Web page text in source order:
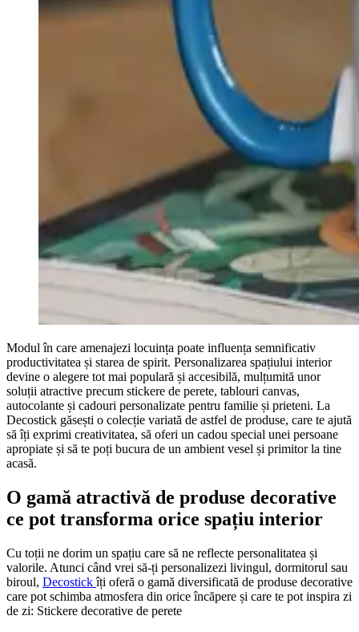
Modul în care amenajezi locuința poate influența semnificativ
productivitatea și starea de spirit. Personalizarea spațiului interior
devine o alegere tot mai populară și accesibilă, mulțumită unor
soluții atractive precum stickere de perete, tablouri canvas,
autocolante și cadouri personalizate pentru familie și prieteni. La
Decostick găsești o colecție variată de astfel de produse, care te ajută
să îți exprimi creativitatea, să oferi un cadou special unei persoane
apropiate și să te poți bucura de un ambient vesel și primitor la tine
acasă.
O gamă atractivă de produse decorative
ce pot transforma orice spațiu interior
Cu toții ne dorim un spațiu care să ne reflecte personalitatea și
valorile. Atunci când vrei să-ți personalizezi livingul, dormitorul sau
biroul, Decostickîți oferă o gamă diversificată de produse decorative
care pot schimba atmosfera din orice încăpere și care te pot inspira zi
de zi: Stickere decorative de perete